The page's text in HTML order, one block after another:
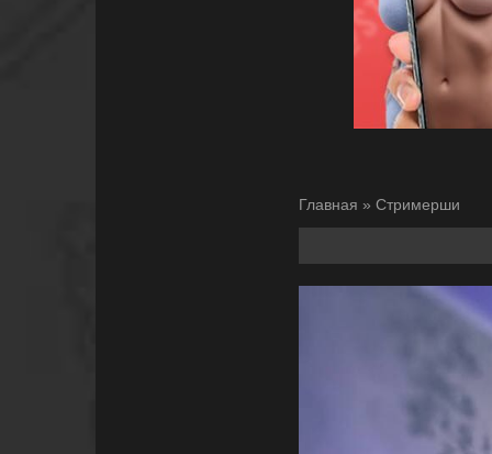
Главная » Стримерши